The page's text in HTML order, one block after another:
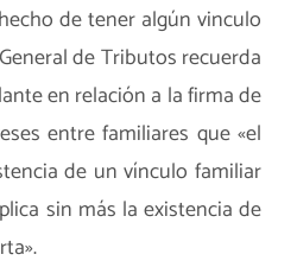
de tener algún vinculo
de Tributos recuerda
en relación a la firma de
entre familiares que «el
de un vínculo familiar
sin más la existencia de